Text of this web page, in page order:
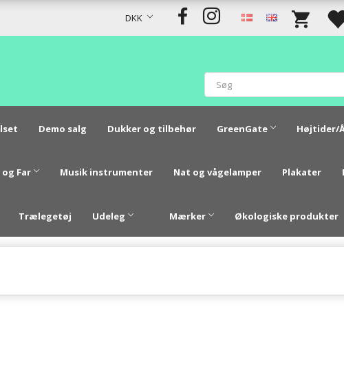
DKK
Demo salg Dukker og tilbehør GreenGate Højtider/
Far Musik instrumenter Nat og vågelamper Plakater
Trælegetøj Udeleg Mærker Økologiske produkter